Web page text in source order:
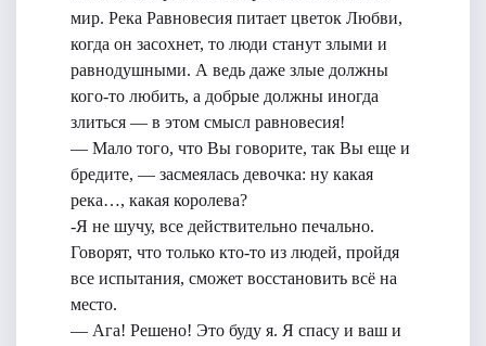
мир. Река Равновесия питает цветок Любви,
когда он засохнет, то люди станут злыми и
равнодушными. А ведь даже злые должны
кого-то любить, а добрые должны иногда
злиться — в этом смысл равновесия!
— Мало того, что Вы говорите, так Вы еще и
бредите, — засмеялась девочка: ну какая
река…, какая королева?
-Я не шучу, все действительно печально.
Говорят, что только кто-то из людей, пройдя
все испытания, сможет восстановить всё на
место.
— Ага! Решено! Это буду я. Я спасу и ваш и